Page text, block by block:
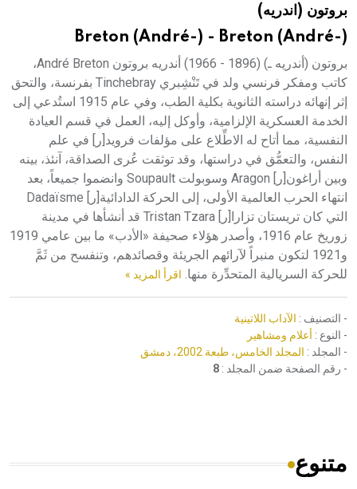
هيئة الموسوعة العربية تطلق موسوعات جديدة في عام 2026بروتون (اندريه)
Breton (André-) - Breton (André-)
بروتون (أندريه ـ) (1896 - 1966) أندريه بروتون André Breton،
كاتب ومفكر فرنسي ولد في تَنْشِبري Tinchebray بفرنسة، والتحق
إثر إنهائه دراسته الثانوية بكلية الطب، وفي عام 1915 استُدعي إلى
الخدمة العسكرية الإلزامية، وأوكل إليه، العمل في قسم العيادة
النفسية، مما أتاح له الاطِّلاع على مؤلفات فرويد[ر] في علم
النفس، والتعمُّق في دراستها، وقد توثقت عُرى الصداقة، آنئذ، بينه
وبين أراغون[ر] Aragon وسوبولت Soupault وانضموا جميعاً، بعد
انتهاء الحرب العالمية الأولى، إلى الحركة الدادائية[ر] Dadaïsme
التي كان تريستان تزارا[ر] Tristan Tzara قد أنشأها في مدينة
زوريخ عام 1916، وأصدر هؤلاء صحيفة «الأدب» ما بين عامي 1919
و1921 لتكون منبراً لآرائهم الجريئة وقصائدهم، وتنفسح من ثَمَّ
للحركة السريالية المتحدِّرة منها. اقرأ المزيد »
- التصنيف : الآداب اللاتينية
- النوع : أعلام ومشاهير
- المجلد : المجلد الخامس، طبعة 2002، دمشق
- رقم الصفحة ضمن المجلد : 8
متنوع